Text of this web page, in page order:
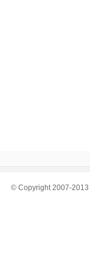
© Copyright 2007-2013